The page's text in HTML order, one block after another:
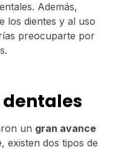
Además,
los dientes y al uso
preocuparte por
dentales
un gran avance
existen dos tipos de